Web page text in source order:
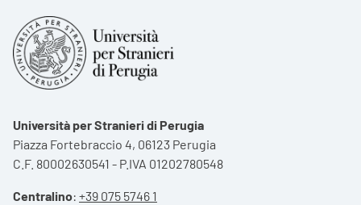
Università per Stranieri di Perugia
Piazza Fortebraccio 4, 06123 Perugia
C.F. 80002630541 - P.IVA 01202780548
Centralino: +39 075 5746 1